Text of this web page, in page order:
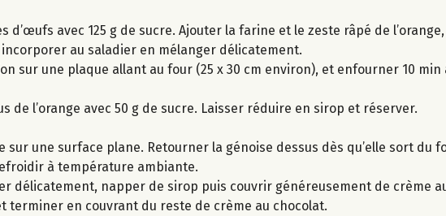
d’œufs avec 125 g de sucre. Ajouter la farine et le zeste râpé de
au saladier en mélanger délicatement.
sur une plaque allant au four (25 x 30 cm environ), et enfourner 10 min
de l’orange avec 50 g de sucre. Laisser réduire en sirop et réserver.
sur une surface plane. Retourner la génoise dessus dès qu’elle sort du
à température ambiante.
délicatement, napper de sirop puis couvrir généreusement de crème
terminer en couvrant du reste de crème au chocolat.